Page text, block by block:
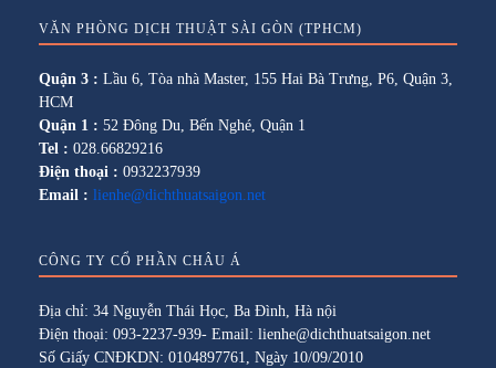
VĂN PHÒNG DỊCH THUẬT SÀI GÒN (TPHCM)
Quận 3 : Lầu 6, Tòa nhà Master, 155 Hai Bà Trưng, P6, Quận 3,
HCM
Quận 1 : 52 Đông Du, Bến Nghé, Quận 1
Tel : 028.66829216
Điện thoại : 0932237939
Email : lienhe@dichthuatsaigon.net
CÔNG TY CỔ PHẦN CHÂU Á
Địa chỉ: 34 Nguyễn Thái Học, Ba Đình, Hà nội
Điện thoại: 093-2237-939- Email: lienhe@dichthuatsaigon.net
Số Giấy CNĐKDN: 0104897761, Ngày 10/09/2010